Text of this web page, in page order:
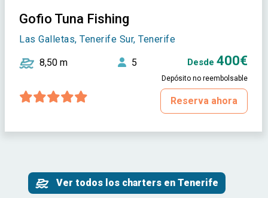
Gofio Tuna Fishing
Las Galletas, Tenerife Sur, Tenerife
8,50 m 5 Desde 400€
Depósito no reembolsable
Reserva ahora
Ver todos los charters en Tenerife